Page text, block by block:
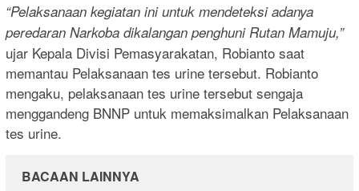
“Pelaksanaan kegiatan ini untuk mendeteksi adanya
peredaran Narkoba dikalangan penghuni Rutan Mamuju,”
ujar Kepala Divisi Pemasyarakatan, Robianto saat
memantau Pelaksanaan tes urine tersebut. Robianto
mengaku, pelaksanaan tes urine tersebut sengaja
menggandeng BNNP untuk memaksimalkan Pelaksanaan
tes urine.
BACAAN LAINNYA